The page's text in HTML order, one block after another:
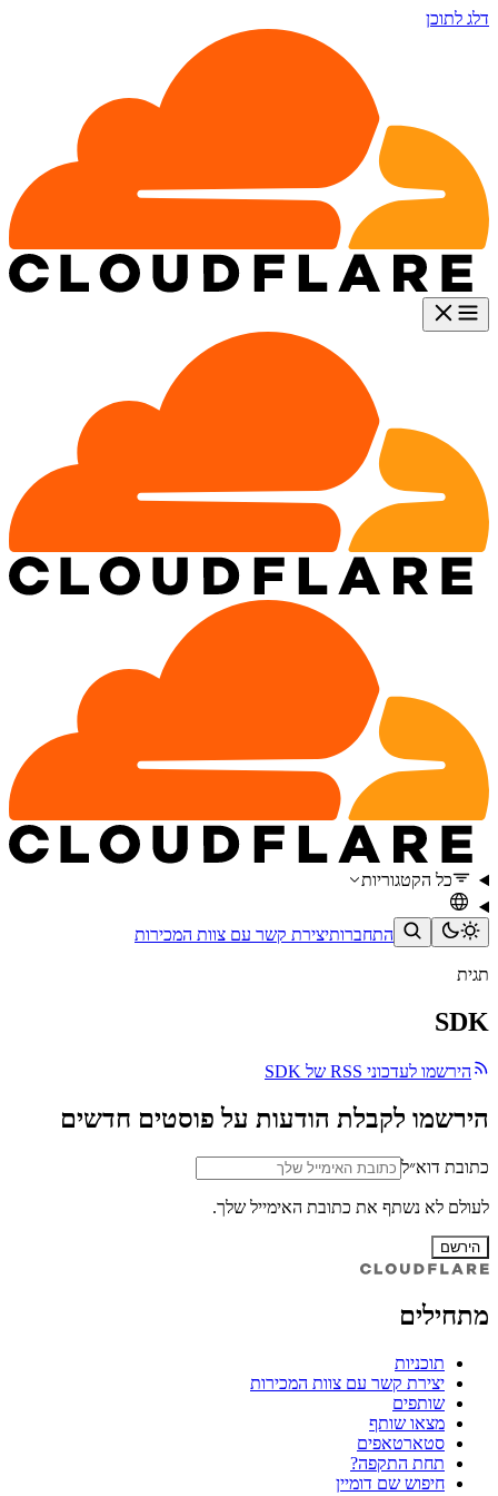
דלג לתוכן
כל הקטגוריות
התחברותיצירת קשר עם צוות המכירות
תגית
SDK
הירשמו לעדכוני RSS של SDK
הירשמו לקבלת הודעות על פוסטים חדשים
כתובת דוא״ל
לעולם לא נשתף את כתובת האימייל שלך.
הירשם
מתחילים
תוכניות
יצירת קשר עם צוות המכירות
שותפים
מצאו שותף
סטארטאפים
תחת התקפה?
חיפוש שם דומיין